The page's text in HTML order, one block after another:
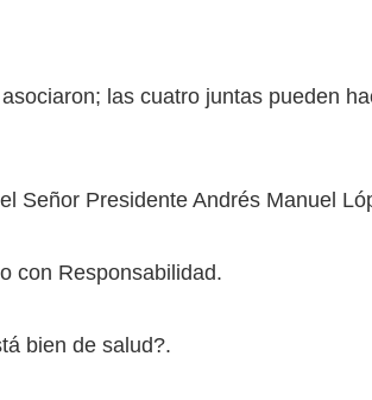
las cuatro juntas pueden
Señor Presidente Andrés Manuel
con Responsabilidad.
bien de salud?.